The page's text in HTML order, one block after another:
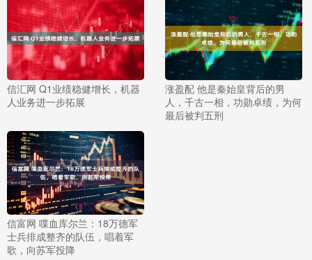
信汇网 Q1业绩稳健增长，机器
人业务进一步拓展
涨盈配 他是秦始皇背后的男
人，千古一相，功勋卓绩，为何
最后被判五刑
信富网 喋血库尔兰：18万德军
士兵排成整齐的队伍，唱着军
歌，向苏军投降